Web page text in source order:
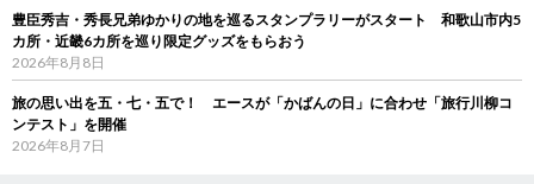
豊臣秀吉・秀長兄弟ゆかりの地を巡るスタンプラリーがスタート 和歌山市内5
カ所・近畿6カ所を巡り限定グッズをもらおう
2026年8月8日
旅の思い出を五・七・五で！ エースが「かばんの日」に合わせ「旅行川柳コ
ンテスト」を開催
2026年8月7日